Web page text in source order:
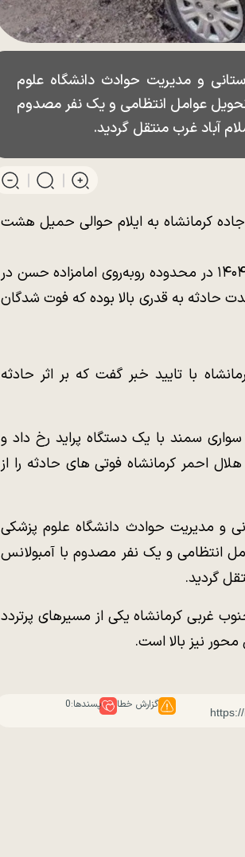
و مدیریت حوادث دانشگاه علوم
عوامل انتظامی و یک نفر مصدوم
آباد غرب منتقل گردید.
کرمانشاه به ایلام حوالی حمیل هشت
این حادثه در ساعت ۱۴:۰۲ امروز شنبه ۲۱ اردیبهشت ۱۴۰۴ در محدوده روبه‌روی امامزاده حسن در
حادثه به قدری بالا بوده که فوت شدگان
با تایید خبر گفت که بر اثر حادثه
سمند با یک دستگاه پراید رخ داد و
احمر کرمانشاه فوتی های حادثه را از
و مدیریت حوادث دانشگاه علوم پزشکی
انتظامی و یک نفر مصدوم با آمبولانس
گردید.
فاصله حدود ۱۲۰ کیلومتری جنوب غربی کرمانشاه یکی از مسیرهای پرتردد
نیز بالا است.
گزارش خطا پسندها:0